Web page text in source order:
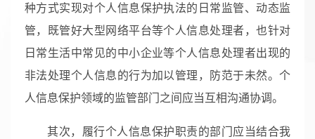
种方式实现对个人信息保护执法的日常监管、动态监
管，既管好大型网络平台等个人信息处理者，也针对
日常生活中常见的中小企业等个人信息处理者出现的
非法处理个人信息的行为加以管理，防范于未然。个
人信息保护领域的监管部门之间应当互相沟通协调。
其次，履行个人信息保护职责的部门应当结合我